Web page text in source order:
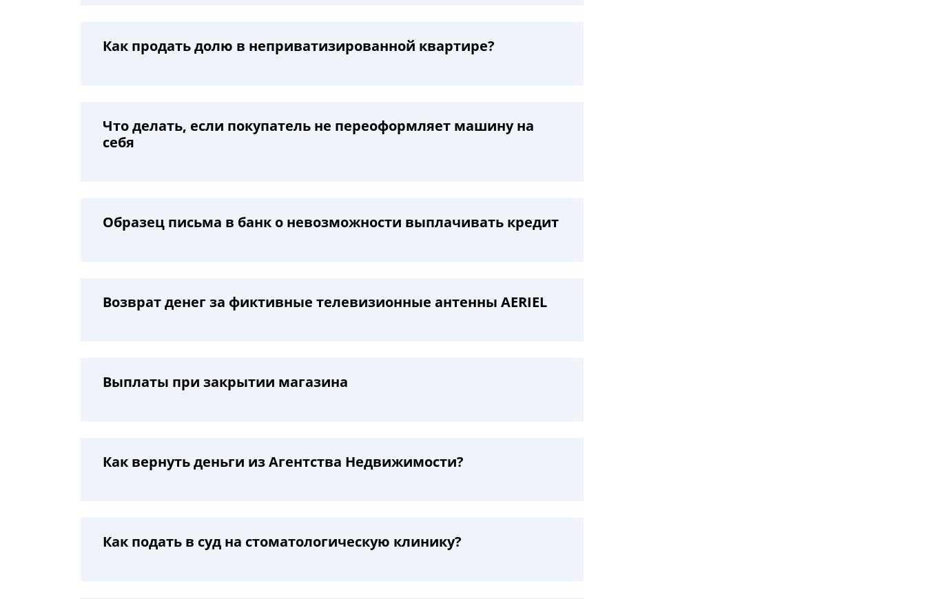
Как продать долю в неприватизированной квартире?
Что делать, если покупатель не переоформляет машину на
себя
Образец письма в банк о невозможности выплачивать кредит
Возврат денег за фиктивные телевизионные антенны AERIEL
Выплаты при закрытии магазина
Как вернуть деньги из Агентства Недвижимости?
Как подать в суд на стоматологическую клинику?